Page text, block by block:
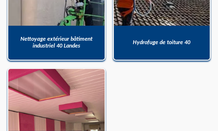
Nettoyage extérieur bâtiment
industriel 40 Landes
Hydrofuge de toiture 40